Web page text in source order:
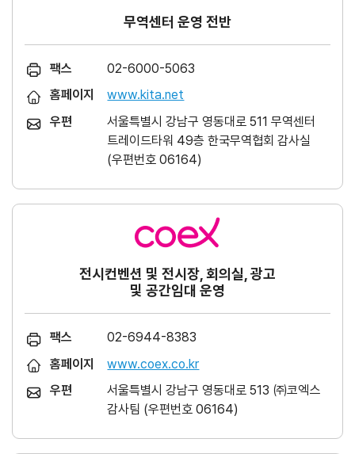
무역센터 운영 전반
팩스
02-6000-5063
홈페이지
www.kita.net
우편
서울특별시 강남구 영동대로 511 무역센터
트레이드타워 49층 한국무역협회 감사실
(우편번호 06164)
전시컨벤션 및 전시장, 회의실, 광고
및 공간임대 운영
팩스
02-6944-8383
홈페이지
www.coex.co.kr
우편
서울특별시 강남구 영동대로 513 ㈜코엑스
감사팀 (우편번호 06164)